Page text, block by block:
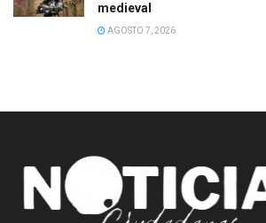
medieval
AGOSTO 7, 2026